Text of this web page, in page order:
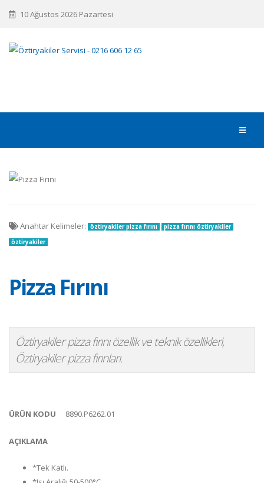
10 Ağustos 2026 Pazartesi
Pizza Fırını
Öztiryakiler pizza fırını özellik ve teknik özellikleri,
Öztiryakiler pizza fırınları.
ÜRÜN KODU 8890.P6262.01
AÇIKLAMA
*Tek Katlı.
Anahtar Kelimeler: öztiryakiler pizza fırını
pizza fırını öztiryakiler
öztiryakiler